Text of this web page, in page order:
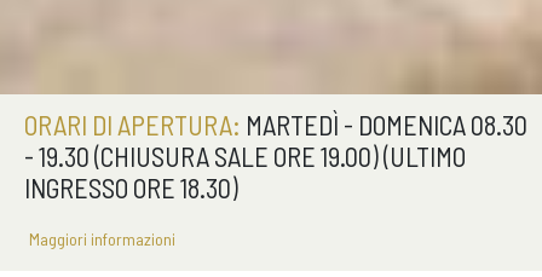
ORARI DI APERTURA: MARTEDÌ - DOMENICA 08.30
- 19.30 (CHIUSURA SALE ORE 19.00) (ULTIMO
INGRESSO ORE 18.30)
Maggiori informazioni